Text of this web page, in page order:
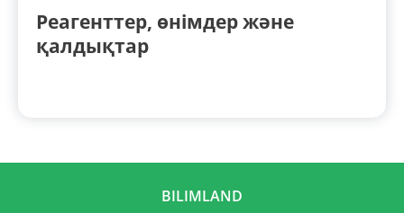
Реагенттер, өнімдер және
қалдықтар
BILIMLAND